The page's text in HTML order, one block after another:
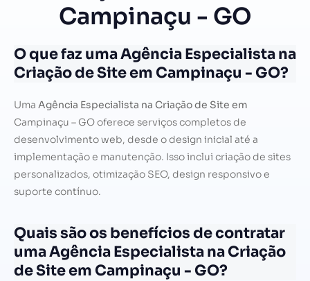
Campinaçu - GO
O que faz uma Agência Especialista na
Criação de Site em Campinaçu - GO?
Uma Agência Especialista na Criação de Site em
Campinaçu – GO oferece serviços completos de
desenvolvimento web, desde o design inicial até a
implementação e manutenção. Isso inclui criação de sites
personalizados, otimização SEO, design responsivo e
suporte contínuo.
Quais são os benefícios de contratar
uma Agência Especialista na Criação
de Site em Campinaçu - GO?